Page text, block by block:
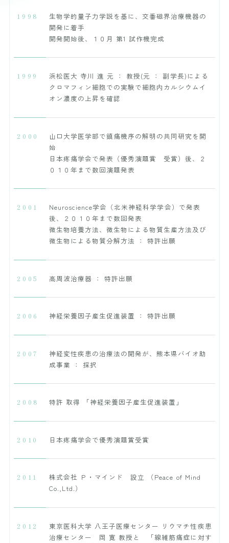
1998
生物学的量子力学説を基に、交番磁界治療機器の
開発に着手
開発開始後、１０月 第1 試作機完成
1999
浜松医大 寺川 進 元 ： 教授(元 ： 副学長)による
クロマフィン細胞での実験で細胞内カルシウムイ
オン濃度の上昇を確認
2000
山口大学医学部で鎮痛機序の解明の共同研究を開
始
日本疼痛学会で発表（優秀演題賞 受賞）後、２
０１０年まで数回演題発表
2001
Neuroscience学会（北米神経科学学会）で発表
後、２０１０年まで数回発表
微生物培養方法、微生物による物質生産方法及び
微生物による物質分解方法 ： 特許出願
2005 高周波治療器 ： 特許出願
2006 神経栄養因子産生促進装置 ： 特許出願
2007
神経変性疾患の治療法の開発が、熊本県バイオ助
成事業 ： 採択
2008 特許 取得 「神経栄養因子産生促進装置」
2010 日本疼痛学会で優秀演題賞受賞
2011
株式会社 Ｐ・マインド 設立 （Peace of Mind
Co.,Ltd.）
2012
東京医科大学 八王子医療センター リウマチ性疾患
治療センター 岡 寛 教授と 「線維筋痛症に対す